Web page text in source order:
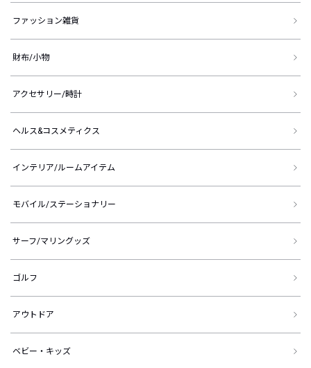
ファッション雑貨
財布/小物
アクセサリー/時計
ヘルス&コスメティクス
インテリア/ルームアイテム
モバイル/ステーショナリー
サーフ/マリングッズ
ゴルフ
アウトドア
ベビー・キッズ